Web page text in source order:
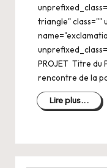
triangle" class=""
PROJET Titre du
rencontre de la
Lire plus...